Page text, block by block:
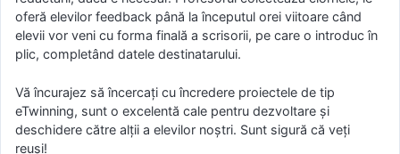
oferă elevilor feedback până la începutul orei viitoare când
elevii vor veni cu forma finală a scrisorii, pe care o introduc în
plic, completând datele destinatarului.
Vă încurajez să încercați cu încredere proiectele de tip
eTwinning, sunt o excelentă cale pentru dezvoltare și
deschidere către alții a elevilor noștri. Sunt sigură că veți
reuși!